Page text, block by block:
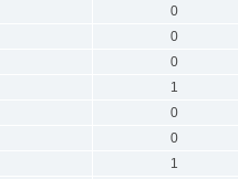
0
0
0
1
0
0
1